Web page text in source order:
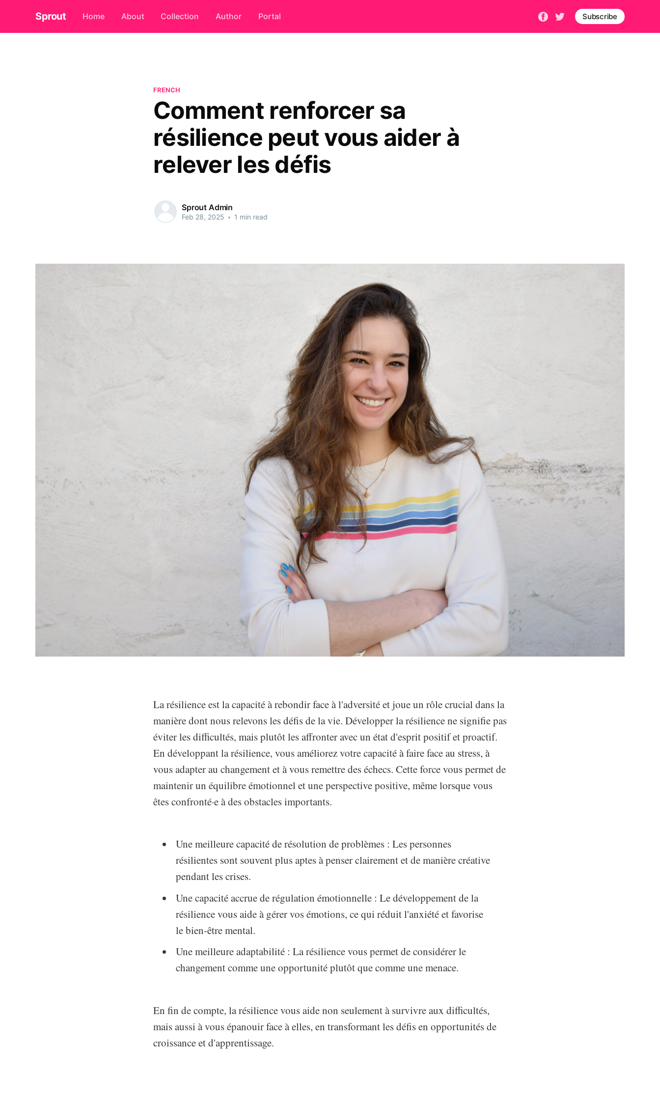
Sprout Home About Collection Author Portal Subscribe
FRENCH
Comment renforcer sa
résilience peut vous aider à
relever les défis
Sprout Admin
Feb 28, 2025 • 1 min read
La résilience est la capacité à rebondir face à l'adversité et joue un rôle crucial dans la
manière dont nous relevons les défis de la vie. Développer la résilience ne signifie pas
éviter les difficultés, mais plutôt les affronter avec un état d'esprit positif et proactif.
En développant la résilience, vous améliorez votre capacité à faire face au stress, à
vous adapter au changement et à vous remettre des échecs. Cette force vous permet de
maintenir un équilibre émotionnel et une perspective positive, même lorsque vous
êtes confronté·e à des obstacles importants.
Une meilleure capacité de résolution de problèmes : Les personnes
résilientes sont souvent plus aptes à penser clairement et de manière créative
pendant les crises.
Une capacité accrue de régulation émotionnelle : Le développement de la
résilience vous aide à gérer vos émotions, ce qui réduit l'anxiété et favorise
le bien-être mental.
Une meilleure adaptabilité : La résilience vous permet de considérer le
changement comme une opportunité plutôt que comme une menace.
En fin de compte, la résilience vous aide non seulement à survivre aux difficultés,
mais aussi à vous épanouir face à elles, en transformant les défis en opportunités de
croissance et d'apprentissage.